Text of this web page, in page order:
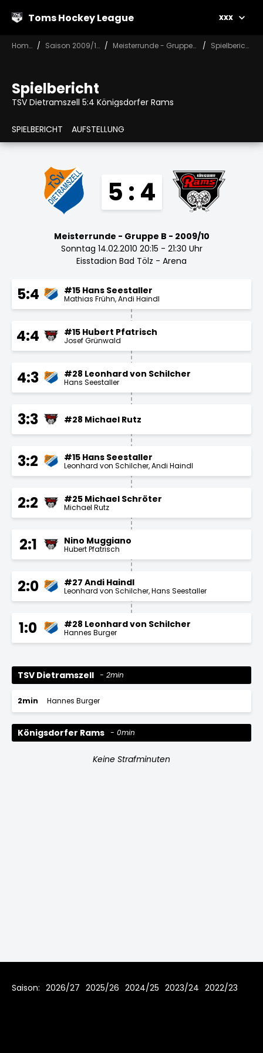
Toms Hockey League xxx
Home Saison 2009/10 Meisterrunde - Gruppe B Spielbericht
Spielbericht
TSV Dietramszell 5:4 Königsdorfer Rams
SPIELBERICHT AUFSTELLUNG
5 : 4
Meisterrunde - Gruppe B - 2009/10
Sonntag 14.02.2010 20:15 - 21:30 Uhr
Eisstadion Bad Tölz - Arena
5:4 #15 Hans Seestaller
Mathias Frühn Andi Haindl
4:4 #15 Hubert Pfatrisch
Josef Grünwald
4:3 #28 Leonhard von Schilcher
Hans Seestaller
3:3 #28 Michael Rutz
3:2 #15 Hans Seestaller
Leonhard von Schilcher Andi Haindl
2:2 #25 Michael Schröter
Michael Rutz
2:1 Nino Muggiano
Hubert Pfatrisch
2:0 #27 Andi Haindl
Leonhard von Schilcher Hans Seestaller
1:0 #28 Leonhard von Schilcher
Hannes Burger
TSV Dietramszell 2min
2min Hannes Burger
Königsdorfer Rams 0min
Keine Strafminuten
Saison: 2026/27 2025/26 2024/25 2023/24 2022/23